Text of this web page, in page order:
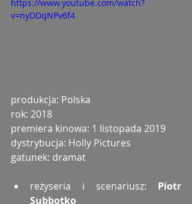
https://www.youtube.com/watch?
v=nyDDqNPv6f4
produkcja: Polska
rok: 2018
premiera kinowa: 1 listopada 2019
dystrybucja: Holly Pictures
gatunek: dramat
reżyseria i scenariusz: Piotr
Subbotko